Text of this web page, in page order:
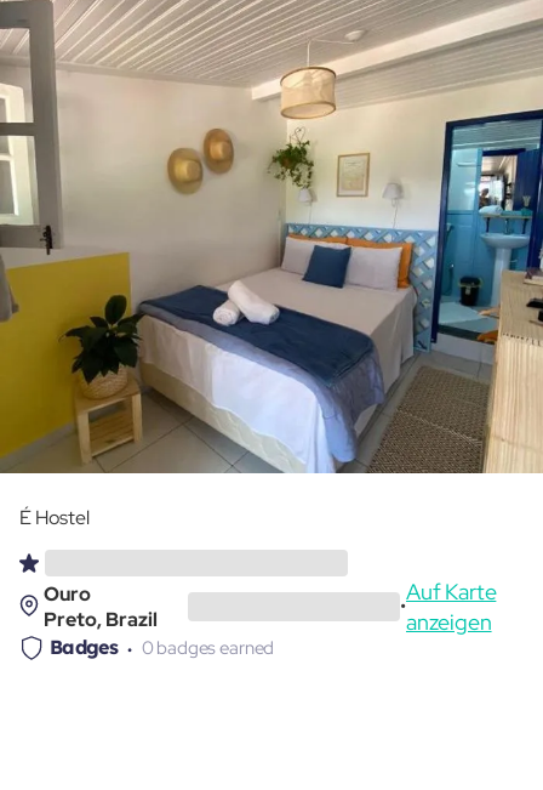
É Hostel
Ouro
Preto, Brazil
•
Auf Karte
anzeigen
Badges 0 badges earned